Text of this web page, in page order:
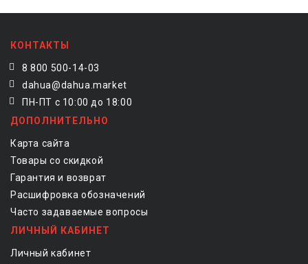
КОНТАКТЫ
8 800 500-14-03
dahua@dahua.market
ПН-ПТ с 10:00 до 18:00
ДОПОЛНИТЕЛЬНО
Карта сайта
Товары со скидкой
Гарантия и возврат
Расшифровка обозначений
Часто задаваемые вопросы
ЛИЧНЫЙ КАБИНЕТ
Личный кабинет